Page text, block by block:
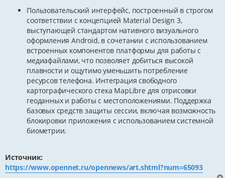
Пользовательский интерфейс, построенный в строгом
соответствии с концепцией Material Design 3,
выступающей стандартом нативного визуального
оформления Android, в сочетании с использованием
встроенных компонентов платформы для работы с
медиафайлами, что позволяет добиться высокой
плавности и ощутимо уменьшить потребление
ресурсов телефона. Интеграция свободного
картографического стека MapLibre для отрисовки
геоданных и работы с местоположениями. Поддержка
базовых средств защиты сессии, включая возможность
блокировки приложения с использованием системной
биометрии.
Источник:
https://www.opennet.ru/opennews/art.shtml?num=65093